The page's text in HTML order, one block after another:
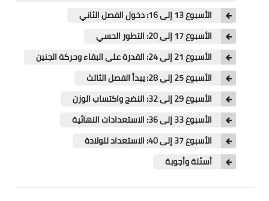
تغذية
العناية بالذات
العناية بالجسم
العناية بالبشرة
الأسبوع 13 إلى 16: دخول الفصل الثاني
الأسبوع 17 إلى 20: التطور الحسي
الأسبوع 21 إلى 24: القدرة على البقاء وحركة الجنين
الأسبوع 25 إلى 28: يبدأ الفصل الثالث
الأسبوع 29 إلى 32: النضج واكتساب الوزن
الأسبوع 33 إلى 36: الاستعدادات النهائية
الأسبوع 37 إلى 40: الاستعداد للولادة
أسئلة وأجوبة